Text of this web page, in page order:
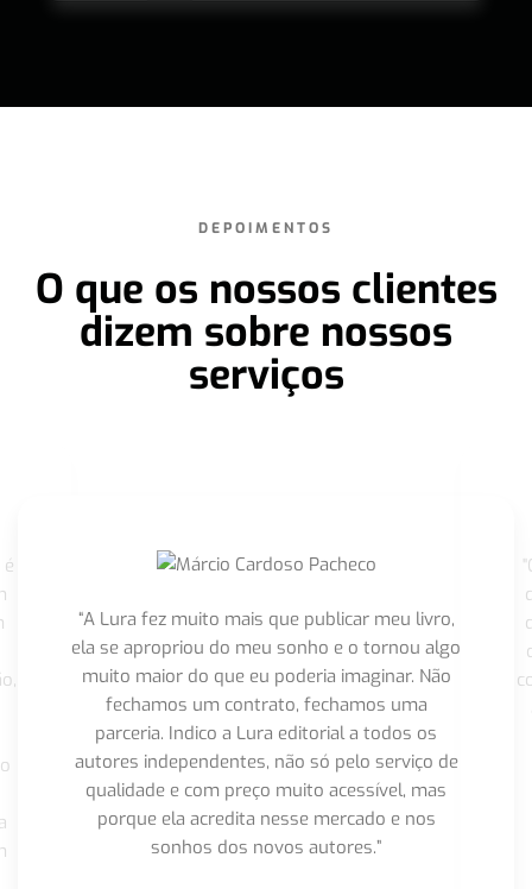
DEPOIMENTOS
O que os nossos clientes
dizem sobre nossos
serviços
“A Lura fez muito mais que publicar meu livro,
ela se apropriou do meu sonho e o tornou algo
muito maior do que eu poderia imaginar. Não
fechamos um contrato, fechamos uma
parceria. Indico a Lura editorial a todos os
autores independentes, não só pelo serviço de
qualidade e com preço muito acessível, mas
porque ela acredita nesse mercado e nos
sonhos dos novos autores.”